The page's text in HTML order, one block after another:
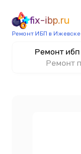
fix-ibp.ru
Ремонт ИБП в Ижевске
Ремонт ибп
Ремонт